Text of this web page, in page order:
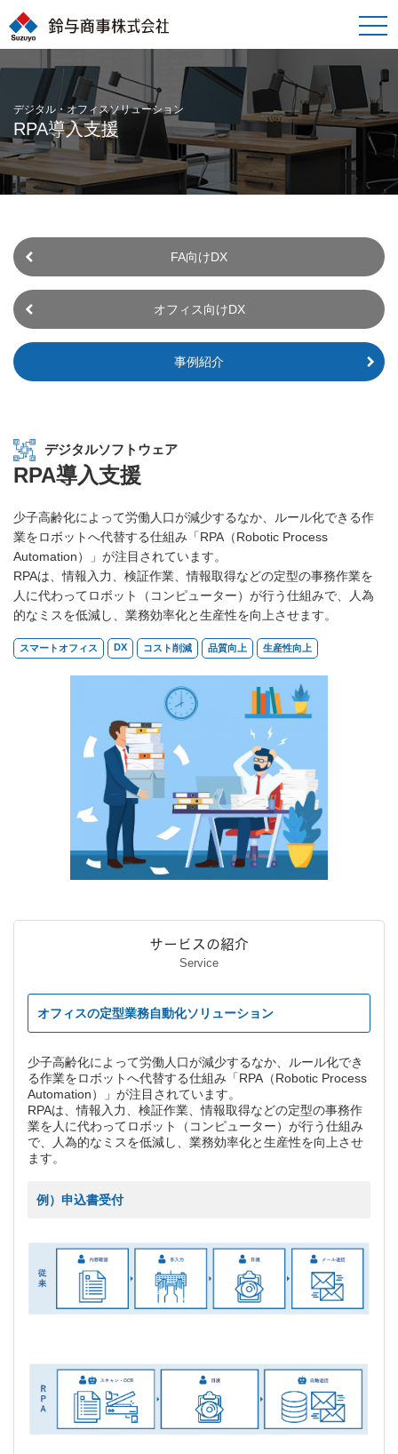
toggle
デジタル・オフィスソリューション
RPA導入支援
FA向けDX
オフィス向けDX
事例紹介
デジタルソフトウェア
RPA導入支援
少子高齢化によって労働人口が減少するなか、ルール化できる作
業をロボットへ代替する仕組み「RPA（Robotic Process
Automation）」が注目されています。
RPAは、情報入力、検証作業、情報取得などの定型の事務作業を
人に代わってロボット（コンピューター）が行う仕組みで、人為
的なミスを低減し、業務効率化と生産性を向上させます。
スマートオフィス DX コスト削減 品質向上 生産性向上
サービスの紹介
Service
オフィスの定型業務自動化ソリューション
少子高齢化によって労働人口が減少するなか、ルール化でき
る作業をロボットへ代替する仕組み「RPA（Robotic Process
Automation）」が注目されています。
RPAは、情報入力、検証作業、情報取得などの定型の事務作
業を人に代わってロボット（コンピューター）が行う仕組み
で、人為的なミスを低減し、業務効率化と生産性を向上させ
ます。
例）申込書受付